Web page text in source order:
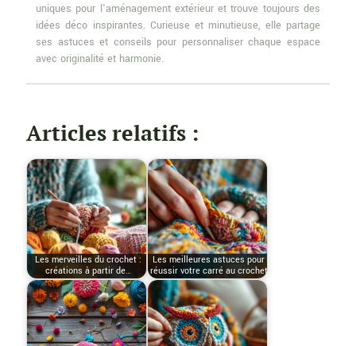
uniques pour l'aménagement extérieur et trouve toujours des
idées déco inspirantes. Curieuse et minutieuse, elle partage
ses astuces et conseils pour personnaliser chaque espace
avec originalité et harmonie.
Articles relatifs :
Les merveilles du crochet :
créations à partir de…
Les meilleures astuces pour
réussir votre carré au crochet